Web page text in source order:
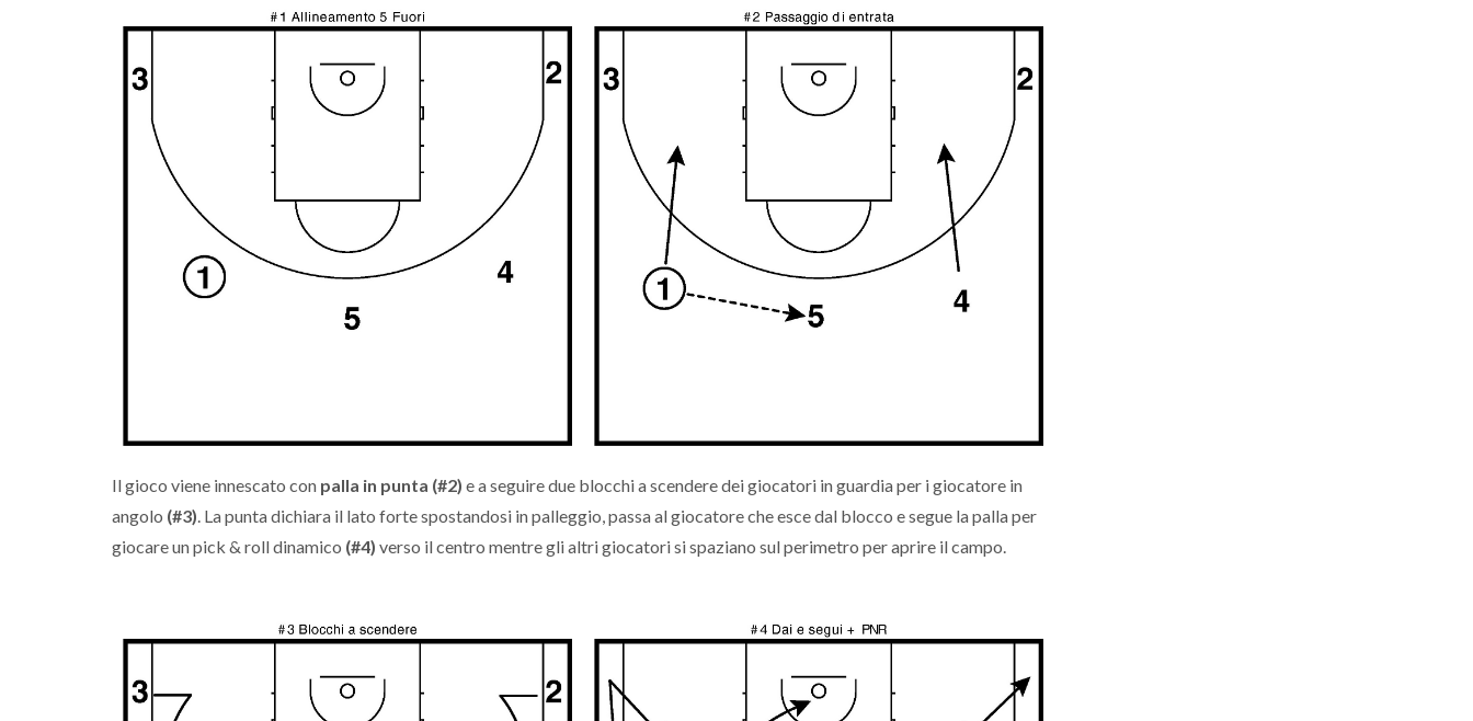
Il gioco viene innescato con palla in punta (#2) e a seguire due blocchi a scendere dei giocatori in guardia per i giocatore in
angolo (#3). La punta dichiara il lato forte spostandosi in palleggio, passa al giocatore che esce dal blocco e segue la palla per
giocare un pick & roll dinamico (#4) verso il centro mentre gli altri giocatori si spaziano sul perimetro per aprire il campo.